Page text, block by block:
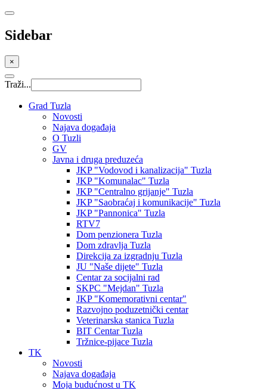
Sidebar
×
Traži...
Grad Tuzla
Novosti
Najava događaja
O Tuzli
GV
Javna i druga preduzeća
JKP "Vodovod i kanalizacija" Tuzla
JKP "Komunalac" Tuzla
JKP "Centralno grijanje" Tuzla
JKP "Saobraćaj i komunikacije" Tuzla
JKP "Pannonica" Tuzla
RTV7
Dom penzionera Tuzla
Dom zdravlja Tuzla
Direkcija za izgradnju Tuzla
JU "Naše dijete" Tuzla
Centar za socijalni rad
SKPC "Mejdan" Tuzla
JKP "Komemorativni centar"
Razvojno poduzetnički centar
Veterinarska stanica Tuzla
BIT Centar Tuzla
Tržnice-pijace Tuzla
TK
Novosti
Najava događaja
Moja budućnost u TK